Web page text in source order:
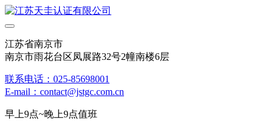
江苏省南京市
南京市雨花台区凤展路32号2幢南楼6层
联系电话：025-85698001
E-mail：contact@jstgc.com.cn
早上9点~晚上9点值班